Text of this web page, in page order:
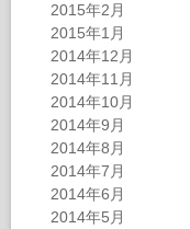
2015年2月
2015年1月
2014年12月
2014年11月
2014年10月
2014年9月
2014年8月
2014年7月
2014年6月
2014年5月